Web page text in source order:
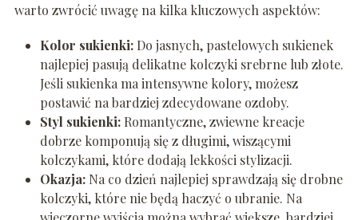
warto zwrócić uwagę na kilka kluczowych aspektów:
Kolor sukienki:Do jasnych, pastelowych sukienek
najlepiej pasują delikatne kolczyki srebrne lub złote.
Jeśli sukienka ma intensywne kolory, możesz
postawić na bardziej zdecydowane ozdoby.
Styl sukienki:Romantyczne, zwiewne kreacje
dobrze komponują się z długimi, wiszącymi
kolczykami, które dodają lekkości stylizacji.
Okazja:Na co dzień najlepiej sprawdzają się drobne
kolczyki, które nie będą haczyć o ubranie. Na